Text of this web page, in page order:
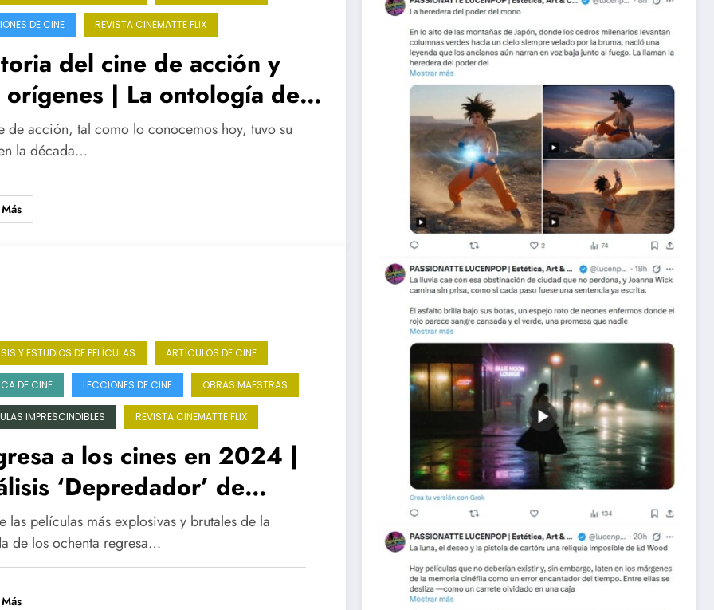
DE CINE REVISTA CINEMATTE FLIX
del cine de acción y
orígenes | La ontología del
contemporáneo:
poder y catarsis en el
de acción de los años 80
de acción, tal como lo conocemos hoy, tuvo su
la década…
Y ESTUDIOS DE PELÍCULAS ARTÍCULOS DE CINE
DE CINE LECCIONES DE CINE OBRAS MAESTRAS
IMPRESCINDIBLES REVISTA CINEMATTE FLIX
a los cines en 2024 |
‘Depredador’ de
(1987) | Creando
detalles para hacer
un film
las películas más explosivas y brutales de la
de los ochenta regresa…